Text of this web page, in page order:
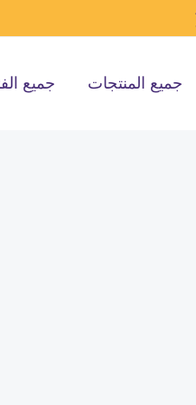
جميع المنتجات جميع